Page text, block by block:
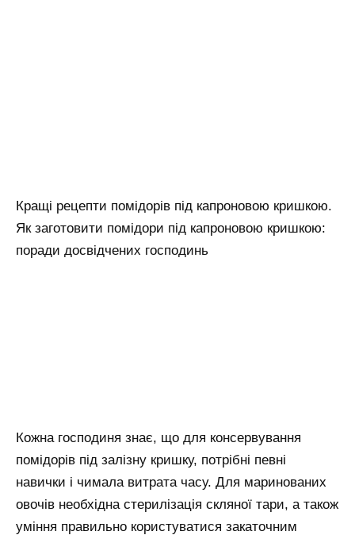
Кращі рецепти помідорів під капроновою кришкою.
Як заготовити помідори під капроновою кришкою:
поради досвідчених господинь
Кожна господиня знає, що для консервування
помідорів під залізну кришку, потрібні певні
навички і чимала витрата часу. Для маринованих
овочів необхідна стерилізація скляної тари, а також
уміння правильно користуватися закаточним